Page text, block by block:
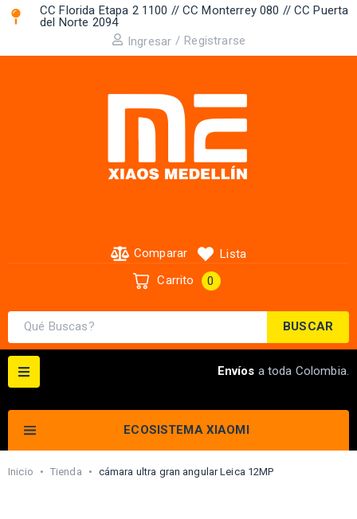
CC Florida Etapa 2 1100 // CC Monterrey 080 // CC Puerta
del Norte 2094 ​
Ingresar / Registrarse
BUSCAR
Comparar
Lista
Carrito
0
ECOSISTEMA XIAOMI
Envíos a toda Colombia.
Inicio • Tienda • cámara ultra gran angular Leica 12MP